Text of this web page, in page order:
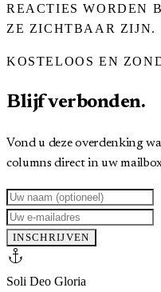
REACTIES WORDEN
ZE ZICHTBAAR ZIJN.
KOSTELOOS EN
Blijf verbonden.
Vond u deze overdenking
columns direct in uw
INSCHRIJVEN
anchor
Soli Deo Gloria